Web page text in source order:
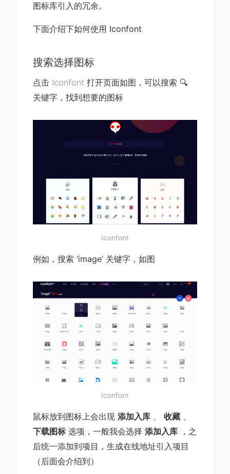
图标库引入的冗余。
下面介绍下如何使用 Iconfont
搜索选择图标
点击 Iconfont 打开页面如图，可以搜索 🔍
关键字，找到想要的图标
Iconfont
例如，搜索 ‘image’ 关键字，如图
Iconfont
鼠标放到图标上会出现 添加入库 收藏
下载图标选项，一般我会选择 添加入库 ，之
后统一添加到项目，生成在线地址引入项目
（后面会介绍到）